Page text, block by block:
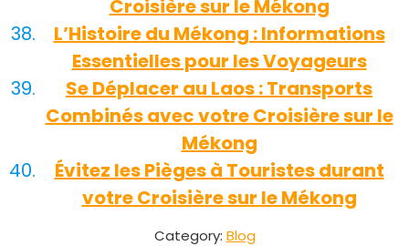
Croisière sur le Mékong
L’Histoire du Mékong : Informations
Essentielles pour les Voyageurs
Se Déplacer au Laos : Transports
Combinés avec votre Croisière sur le
Mékong
Évitez les Pièges à Touristes durant
votre Croisière sur le Mékong
Category: Blog